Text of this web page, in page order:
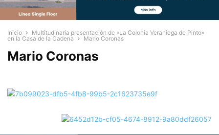
Inicio
Multitudinaria presentación de «La Colonia Veraniega de Pinto»
en la Casa de la Cadena
Mario Coronas
Mario Coronas